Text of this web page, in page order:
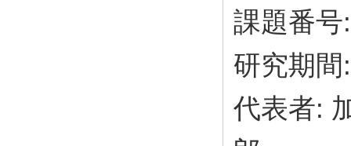
課題番号
研究期
代表者: